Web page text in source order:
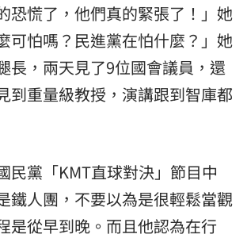
恐慌了，他們真的緊張了！」她
可怕嗎？民進黨在怕什麼？」她
長，兩天見了9位國會議員，還
到重量級教授，演講跟到智庫都
民黨「KMT直球對決」節目中
鐵人團，不要以為是很輕鬆當觀
是從早到晚。而且他認為在行